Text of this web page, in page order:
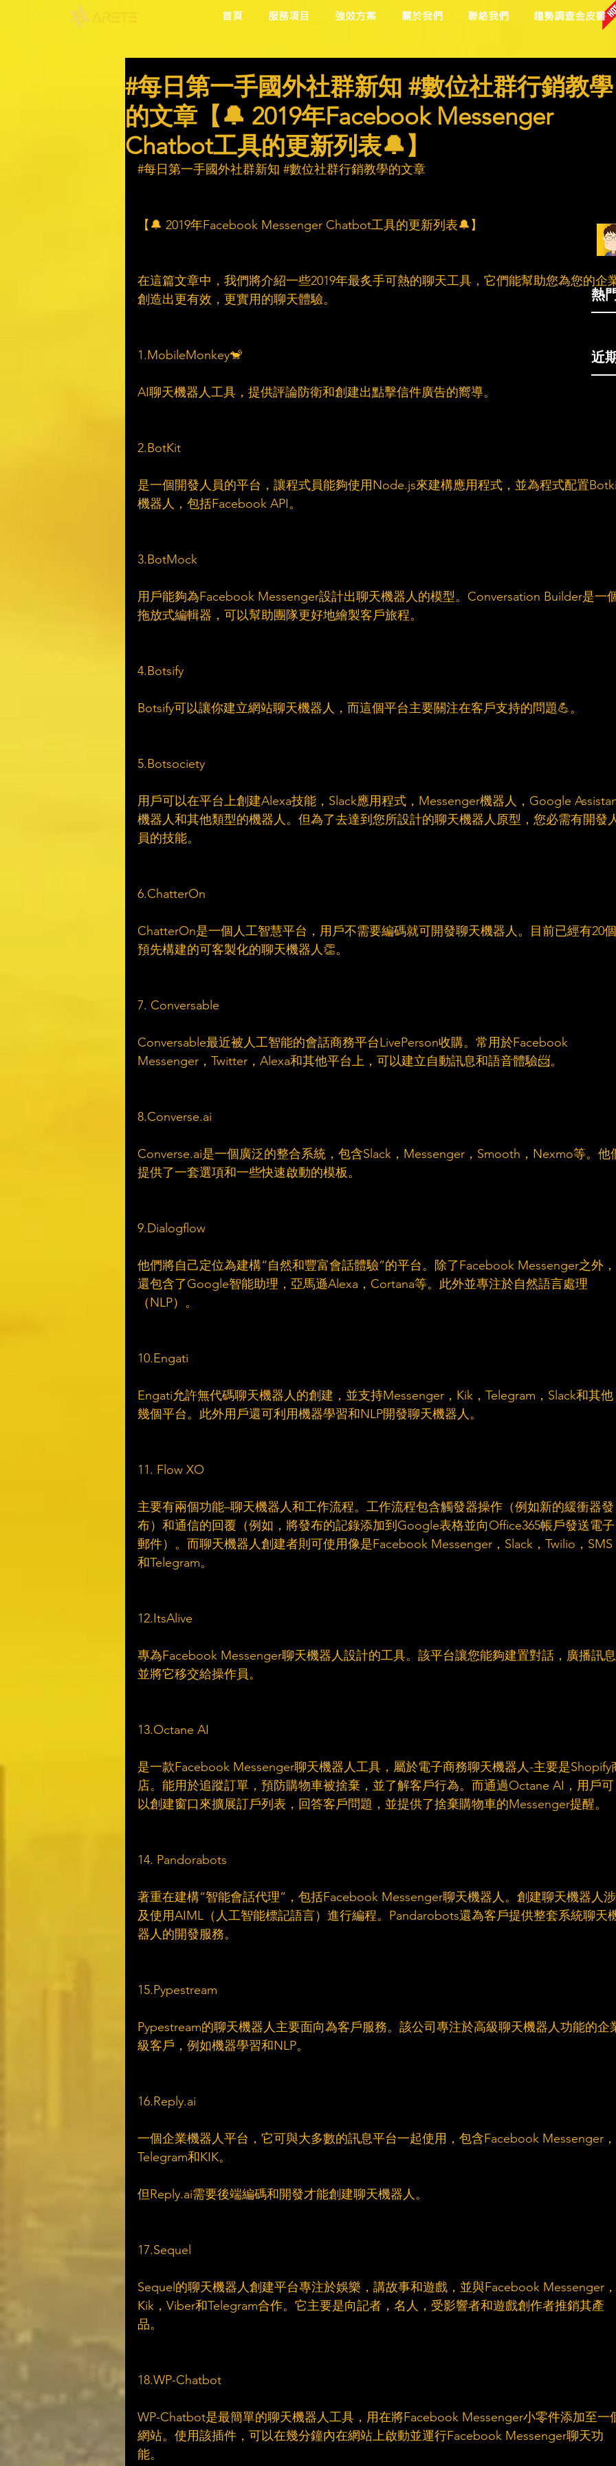
首頁 服務項目 強效方案 關於我們 聯絡我們 趨勢調查金皮書
#每日第一手國外社群新知 #數位社群行銷教學
的文章【🔔 2019年Facebook Messenger
Chatbot工具的更新列表🔔】
#每日第一手國外社群新知 #數位社群行銷教學的文章
【🔔 2019年Facebook Messenger Chatbot工具的更新列表🔔】
在這篇文章中，我們將介紹一些2019年最炙手可熱的聊天工具，它們能幫助您為您的企
創造出更有效，更實用的聊天體驗。
1.MobileMonkey🐒
AI聊天機器人工具，提供評論防衛和創建出點擊信件廣告的嚮導。
2.BotKit
是一個開發人員的平台，讓程式員能夠使用Node.js來建構應用程式，並為程式配置
機器人，包括Facebook API。
3.BotMock
用戶能夠為Facebook Messenger設計出聊天機器人的模型。Conversation Builder是一
拖放式編輯器，可以幫助團隊更好地繪製客戶旅程。
4.Botsify
Botsify可以讓你建立網站聊天機器人，而這個平台主要關注在客戶支持的問題💪。
5.Botsociety
用戶可以在平台上創建Alexa技能，Slack應用程式，Messenger機器人，Google
機器人和其他類型的機器人。但為了去達到您所設計的聊天機器人原型，您必需有開發
員的技能。
6.ChatterOn
ChatterOn是一個人工智慧平台，用戶不需要編碼就可開發聊天機器人。目前已經有20個
預先構建的可客製化的聊天機器人👏。
7. Conversable
Conversable最近被人工智能的會話商務平台LivePerson收購。常用於Facebook
Messenger，Twitter，Alexa和其他平台上，可以建立自動訊息和語音體驗📨。
8.Converse.ai
Converse.ai是一個廣泛的整合系統，包含Slack，Messenger，Smooth，Nexmo等。他
提供了一套選項和一些快速啟動的模板。
9.Dialogflow
他們將自己定位為建構“自然和豐富會話體驗”的平台。除了Facebook Messenger之外，
還包含了Google智能助理，亞馬遜Alexa，Cortana等。此外並專注於自然語言處理
（NLP）。
10.Engati
Engati允許無代碼聊天機器人的創建，並支持Messenger，Kik，Telegram，Slack和其他
幾個平台。此外用戶還可利用機器學習和NLP開發聊天機器人。
11. Flow XO
主要有兩個功能–聊天機器人和工作流程。工作流程包含觸發器操作（例如新的緩衝器發
布）和通信的回覆（例如，將發布的記錄添加到Google表格並向Office365帳戶發送電子
郵件）。而聊天機器人創建者則可使用像是Facebook Messenger，Slack，Twilio，SMS
和Telegram。
12.ItsAlive
專為Facebook Messenger聊天機器人設計的工具。該平台讓您能夠建置對話，廣播訊息
並將它移交給操作員。
13.Octane AI
是一款Facebook Messenger聊天機器人工具，屬於電子商務聊天機器人-主要是Shopify
店。能用於追蹤訂單，預防購物車被捨棄，並了解客戶行為。而通過Octane AI，用戶可
以創建窗口來擴展訂戶列表，回答客戶問題，並提供了捨棄購物車的Messenger提醒。
14. Pandorabots
著重在建構“智能會話代理”，包括Facebook Messenger聊天機器人。創建聊天機器人涉
及使用AIML（人工智能標記語言）進行編程。Pandarobots還為客戶提供整套系統聊天
器人的開發服務。
15.Pypestream
Pypestream的聊天機器人主要面向為客戶服務。該公司專注於高級聊天機器人功能的企
級客戶，例如機器學習和NLP。
16.Reply.ai
一個企業機器人平台，它可與大多數的訊息平台一起使用，包含Facebook Messenger，
Telegram和KIK。
但Reply.ai需要後端編碼和開發才能創建聊天機器人。
17.Sequel
Sequel的聊天機器人創建平台專注於娛樂，講故事和遊戲，並與Facebook Messenger，
Kik，Viber和Telegram合作。它主要是向記者，名人，受影響者和遊戲創作者推銷其產
品。
18.WP-Chatbot
WP-Chatbot是最簡單的聊天機器人工具，用在將Facebook Messenger小零件添加至一
網站。使用該插件，可以在幾分鐘內在網站上啟動並運行Facebook Messenger聊天功
能。
熱
近